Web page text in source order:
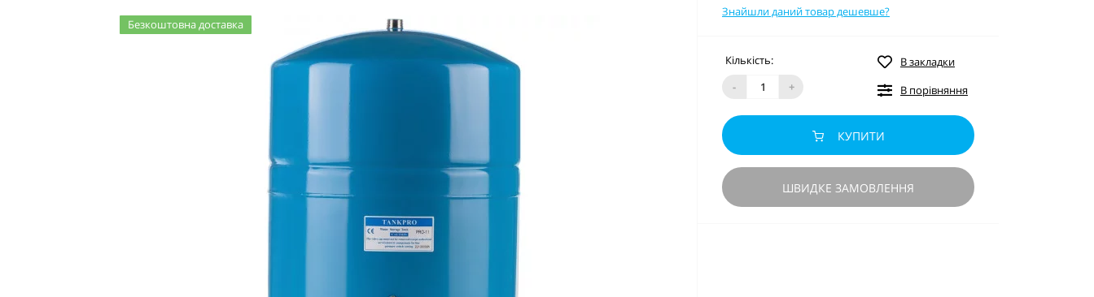
Безкоштовна доставка
Знайшли даний товар дешевше?
Кількість:
-
+
В закладки
В порівняння
КУПИТИ
ШВИДКЕ ЗАМОВЛЕННЯ